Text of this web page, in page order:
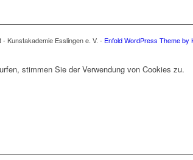
Kunstakademie Esslingen e. V. - Enfold WordPress Theme by
stimmen Sie der Verwendung von Cookies zu.